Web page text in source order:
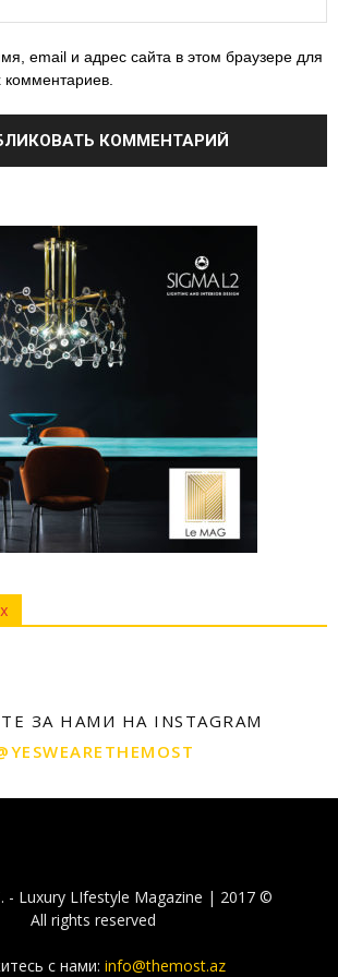
email и адрес сайта в этом браузере для
ЗА НАМИ НА INSTAGRAM
- Luxury LIfestyle Magazine | 2017 ©
All rights reserved
с нами: info@themost.az